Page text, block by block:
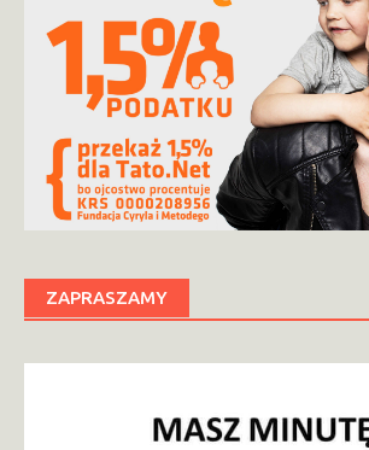
ZAPRASZAMY